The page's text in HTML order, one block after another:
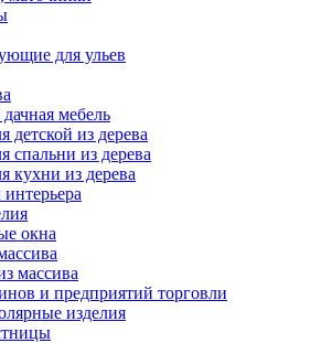
для ульев
мебель
детской из дерева
спальни из дерева
кухни из дерева
окна
массива
и предприятий торговли
изделия